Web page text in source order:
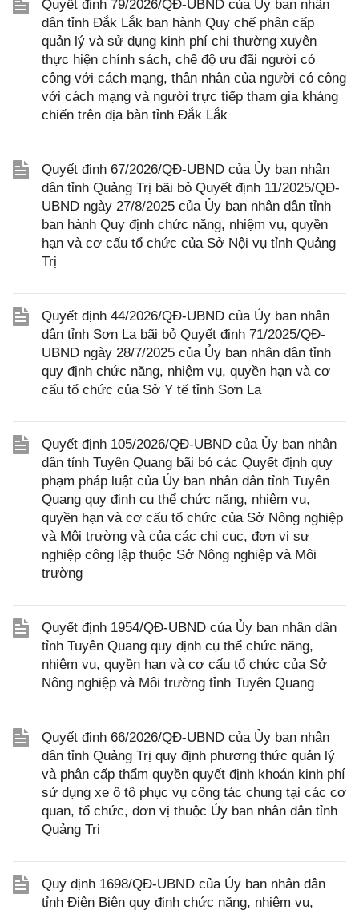
Quyết định 79/2026/QĐ-UBND của Ủy ban nhân
dân tỉnh Đắk Lắk ban hành Quy chế phân cấp
quản lý và sử dụng kinh phí chi thường xuyên
thực hiện chính sách, chế độ ưu đãi người có
công với cách mạng, thân nhân của người có công
với cách mạng và người trực tiếp tham gia kháng
chiến trên địa bàn tỉnh Đắk Lắk
Quyết định 67/2026/QĐ-UBND của Ủy ban nhân
dân tỉnh Quảng Trị bãi bỏ Quyết định 11/2025/QĐ-
UBND ngày 27/8/2025 của Ủy ban nhân dân tỉnh
ban hành Quy định chức năng, nhiệm vụ, quyền
hạn và cơ cấu tổ chức của Sở Nội vụ tỉnh Quảng
Trị
Quyết định 44/2026/QĐ-UBND của Ủy ban nhân
dân tỉnh Sơn La bãi bỏ Quyết định 71/2025/QĐ-
UBND ngày 28/7/2025 của Ủy ban nhân dân tỉnh
quy định chức năng, nhiệm vụ, quyền hạn và cơ
cấu tổ chức của Sở Y tế tỉnh Sơn La
Quyết định 105/2026/QĐ-UBND của Ủy ban nhân
dân tỉnh Tuyên Quang bãi bỏ các Quyết định quy
phạm pháp luật của Ủy ban nhân dân tỉnh Tuyên
Quang quy định cụ thể chức năng, nhiệm vụ,
quyền hạn và cơ cấu tổ chức của Sở Nông nghiệp
và Môi trường và của các chi cục, đơn vị sự
nghiệp công lập thuộc Sở Nông nghiệp và Môi
trường
Quyết định 1954/QĐ-UBND của Ủy ban nhân dân
tỉnh Tuyên Quang quy định cụ thể chức năng,
nhiệm vụ, quyền hạn và cơ cấu tổ chức của Sở
Nông nghiệp và Môi trường tỉnh Tuyên Quang
Quyết định 66/2026/QĐ-UBND của Ủy ban nhân
dân tỉnh Quảng Trị quy định phương thức quản lý
và phân cấp thẩm quyền quyết định khoán kinh phí
sử dụng xe ô tô phục vụ công tác chung tại các cơ
quan, tổ chức, đơn vị thuộc Ủy ban nhân dân tỉnh
Quảng Trị
Quy định 1698/QĐ-UBND của Ủy ban nhân dân
tỉnh Điện Biên quy định chức năng, nhiệm vụ,